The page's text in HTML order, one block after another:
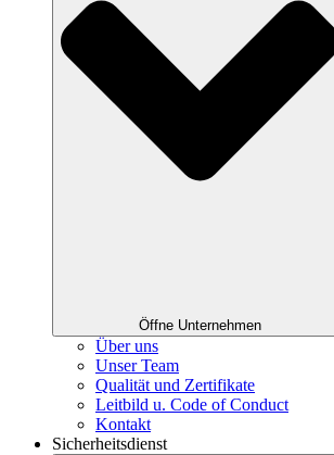
Öffne Unternehmen
Über uns
Unser Team
Qualität und Zertifikate
Leitbild u. Code of Conduct
Kontakt
Sicherheitsdienst